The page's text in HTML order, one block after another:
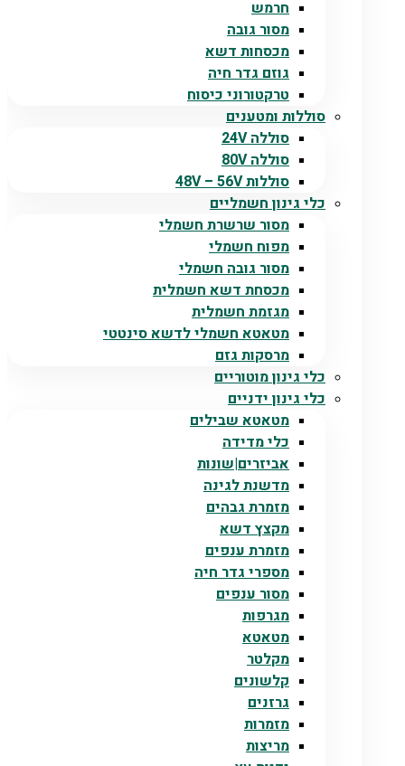
חרמש
מסור גובה
מכסחות דשא
גוזם גדר חיה
טרקטורוני כיסוח
סוללות ומטענים
סוללה 24V
סוללה 80V
סוללות 48V – 56V
כלי גינון חשמליים
מסור שרשרת חשמלי
מפוח חשמלי
מסור גובה חשמלי
מכסחת דשא חשמלית
מגזמת חשמלית
מטאטא חשמלי לדשא סינטטי
מרסקות גזם
כלי גינון מוטוריים
כלי גינון ידניים
מטאטא שבילים
כלי מדידה
אביזרים|שונות
מדשנת לגינה
מזמרת גבהים
מקצץ דשא
מזמרת ענפים
מספרי גדר חיה
מסור ענפים
מגרפות
מטאטא
מקלטר
קלשונים
גרזנים
מזמרות
מריצות